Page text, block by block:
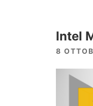
Intel
8